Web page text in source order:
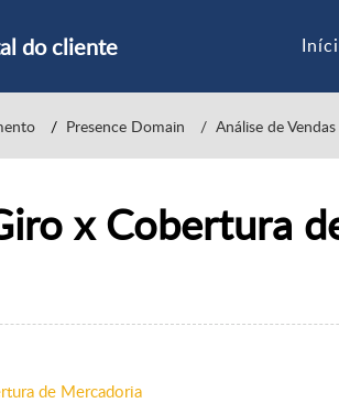
do cliente
Presence Domain Análise de Vendas
x Cobertura
de Mercadoria